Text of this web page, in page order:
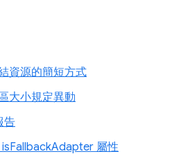
資源的簡短方式
大小規定異動
告
屬性